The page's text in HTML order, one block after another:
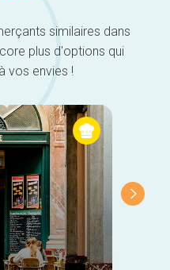
similaires dans
plus d'options qui
vos envies !